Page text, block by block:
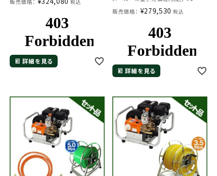
税込
詳細を見る
販売価格： ¥279,530 税込
詳細を見る